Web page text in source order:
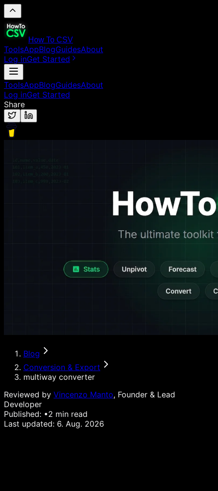
How To CSV
ToolsAppBlogGuidesAbout
Log inGet Started
ToolsAppBlogGuidesAbout
Log inGet Started
Share
Blog
Conversion & Export
multiway converter
Reviewed by Vincenzo Manto, Founder & Lead
Developer
Published: •2 min read
Last updated: 6. Aug. 2026